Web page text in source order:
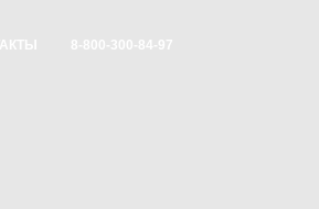
8-800-300-84-97